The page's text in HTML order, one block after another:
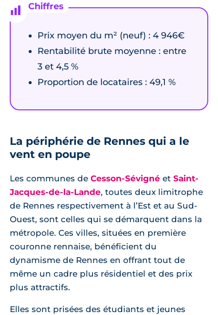
Prix moyen du m² (neuf) : 4 946€
Rentabilité brute moyenne : entre
3 et 4,5 %
Proportion de locataires : 49,1 %
La périphérie de Rennes qui a le
vent en poupe
Les communes de Cesson-Sévigné et Saint-
Jacques-de-la-Lande, toutes deux limitrophe
de Rennes respectivement à l’Est et au Sud-
Ouest, sont celles qui se démarquent dans la
métropole. Ces villes, situées en première
couronne rennaise, bénéficient du
dynamisme de Rennes en offrant tout de
même un cadre plus résidentiel et des prix
plus attractifs.
Elles sont prisées des étudiants et jeunes